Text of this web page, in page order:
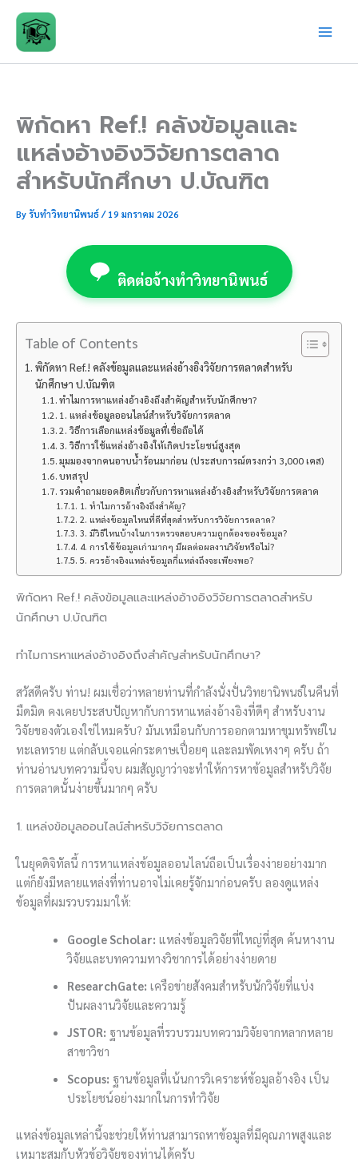
content
พิกัดหา Ref.! คลังข้อมูลและ
แหล่งอ้างอิงวิจัยการตลาด
สำหรับนักศึกษา ป.บัณฑิต
Byรับทำวิทยานิพนธ์/19 มกราคม 2026
ติดต่อจ้างทำวิทยานิพนธ์
Table of Contents
พิกัดหา Ref.! คลังข้อมูลและแหล่งอ้างอิงวิจัยการตลาดสำหรับ
นักศึกษา ป.บัณฑิต
ทำไมการหาแหล่งอ้างอิงถึงสำคัญสำหรับนักศึกษา?
1. แหล่งข้อมูลออนไลน์สำหรับวิจัยการตลาด
2. วิธีการเลือกแหล่งข้อมูลที่เชื่อถือได้
3. วิธีการใช้แหล่งอ้างอิงให้เกิดประโยชน์สูงสุด
มุมมองจากคนอาบน้ำร้อนมาก่อน (ประสบการณ์ตรงกว่า 3,000 เคส)
บทสรุป
รวมคำถามยอดฮิตเกี่ยวกับการหาแหล่งอ้างอิงสำหรับวิจัยการตลาด
1. ทำไมการอ้างอิงถึงสำคัญ?
2. แหล่งข้อมูลไหนที่ดีที่สุดสำหรับการวิจัยการตลาด?
3. มีวิธีไหนบ้างในการตรวจสอบความถูกต้องของข้อมูล?
4. การใช้ข้อมูลเก่ามากๆ มีผลต่อผลงานวิจัยหรือไม่?
5. ควรอ้างอิงแหล่งข้อมูลกี่แหล่งถึงจะเพียงพอ?
พิกัดหา Ref.! คลังข้อมูลและแหล่งอ้างอิงวิจัยการตลาดสำหรับ
นักศึกษา ป.บัณฑิต
ทำไมการหาแหล่งอ้างอิงถึงสำคัญสำหรับนักศึกษา?
สวัสดีครับ ท่าน! ผมเชื่อว่าหลายท่านที่กำลังนั่งปั่นวิทยานิพนธ์ในคืนที่
มืดมิด คงเคยประสบปัญหากับการหาแหล่งอ้างอิงที่ดีๆ สำหรับงาน
วิจัยของตัวเองใช่ไหมครับ? มันเหมือนกับการออกตามหาขุมทรัพย์ใน
ทะเลทราย แต่กลับเจอแค่กระดาษเปื่อยๆ และลมพัดเหงาๆ ครับ ถ้า
ท่านอ่านบทความนี้จบ ผมสัญญาว่าจะทำให้การหาข้อมูลสำหรับวิจัย
การตลาดนั้นง่ายขึ้นมากๆ ครับ
1. แหล่งข้อมูลออนไลน์สำหรับวิจัยการตลาด
ในยุคดิจิทัลนี้ การหาแหล่งข้อมูลออนไลน์ถือเป็นเรื่องง่ายอย่างมาก
แต่ก็ยังมีหลายแหล่งที่ท่านอาจไม่เคยรู้จักมาก่อนครับ ลองดูแหล่ง
ข้อมูลที่ผมรวบรวมมาให้:
Google Scholar: แหล่งข้อมูลวิจัยที่ใหญ่ที่สุด ค้นหางาน
วิจัยและบทความทางวิชาการได้อย่างง่ายดาย
ResearchGate: เครือข่ายสังคมสำหรับนักวิจัยที่แบ่ง
ปันผลงานวิจัยและความรู้
JSTOR: ฐานข้อมูลที่รวบรวมบทความวิจัยจากหลากหลาย
สาขาวิชา
Scopus: ฐานข้อมูลที่เน้นการวิเคราะห์ข้อมูลอ้างอิง เป็น
ประโยชน์อย่างมากในการทำวิจัย
แหล่งข้อมูลเหล่านี้จะช่วยให้ท่านสามารถหาข้อมูลที่มีคุณภาพสูงและ
เหมาะสมกับหัวข้อวิจัยของท่านได้ครับ